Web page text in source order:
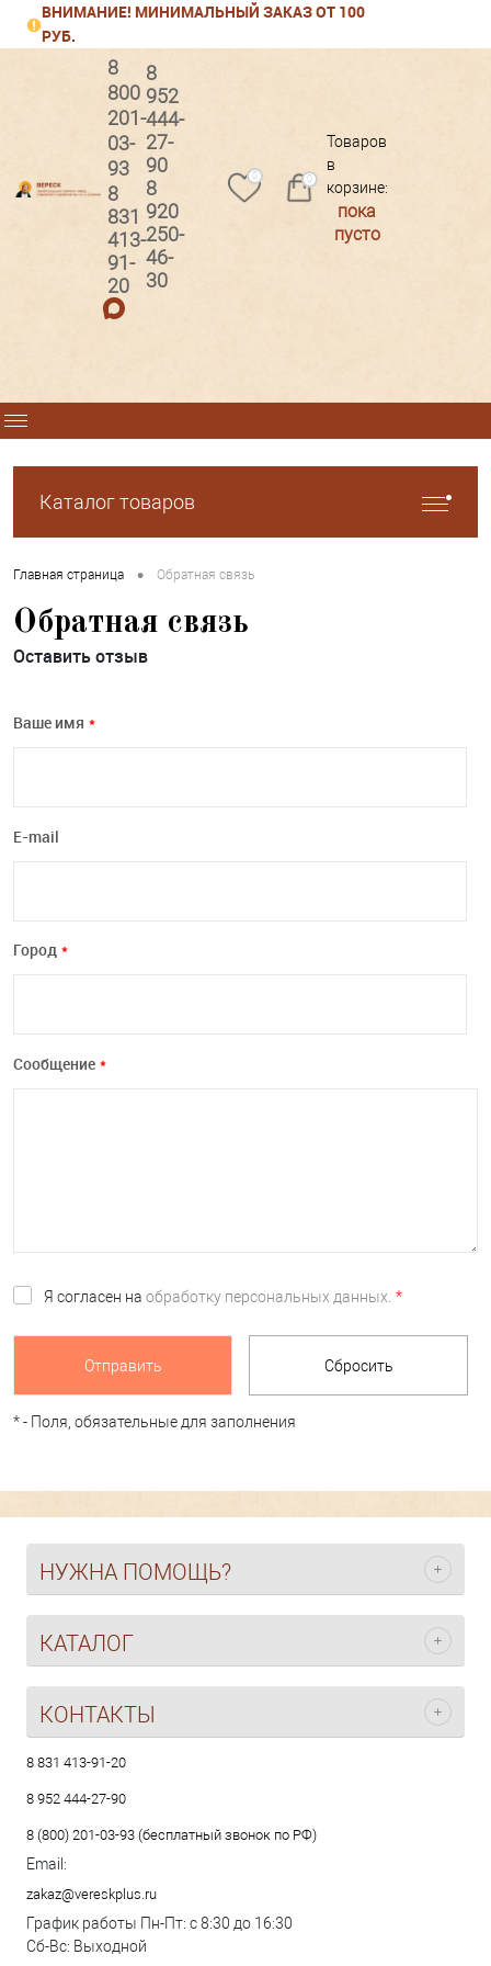
ВНИМАНИЕ! МИНИМАЛЬНЫЙ ЗАКАЗ ОТ 100
РУБ.
Регистрация
8
800
201-
03-
93
8
831
413-
91-
20
8
952
444-
27-
90
8
920
250-
46-
30
0 0
Товаров
в
корзине:
пока
пусто
Каталог товаров
Главная страница • Обратная связь
Обратная связь
Оставить отзыв
Ваше имя *
E-mail
Город *
Сообщение *
Я согласен на обработку персональных данных. *
*- Поля, обязательные для заполнения
НУЖНА ПОМОЩЬ?
КАТАЛОГ
КОНТАКТЫ
8 831 413-91-20
8 952 444-27-90
8 (800) 201-03-93 (бесплатный звонок по РФ)
Email:
zakaz@vereskplus.ru
График работы Пн-Пт: с 8:30 до 16:30
Сб-Вс: Выходной